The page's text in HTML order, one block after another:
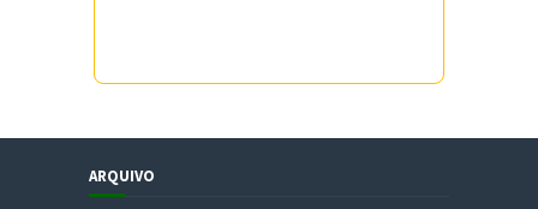
ARQUIVO